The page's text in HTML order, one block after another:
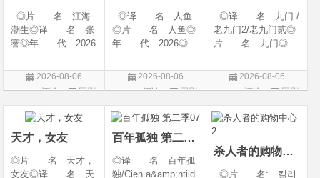
◎片 名 江海
潮生◎译 名 张
謇◎年 代 2026
陆◎类 别 传记
/ 历史 / 古装◎语
上映日期 2026-07-
20(中国大陆)◎
2026-08-06
评论
国剧
◎译 名 人鱼
◎片 名 人鱼◎
年 代 2026◎
◎类 别 剧情 /
悬疑◎语 言 汉
期 2026-08-04(中国
大陆)◎IMDb链接 t
2026-08-06
评论
国剧
◎译 名 九门 /
老九门2/老九门贰◎
片 名 九门◎
产 地 中国大陆
◎类 别 剧情 /
言 汉语普通话◎上
映日期 2026-07
2026-08-06
评论
国剧
天才，女友
◎片 名 天才，
女友◎译 名 天
百年孤独 第二季07
◎译 名 百年孤
独/Cien a&amp;ntild
杀人者的购物中心2
◎片 名: 킬러